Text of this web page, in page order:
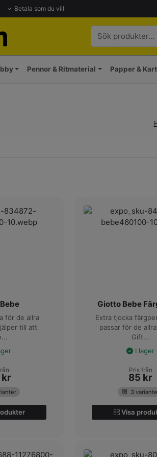
Betala som du vill
Pennor & Ritmaterial Papper &
för de allra
till att
kr
Giotto Bebe
Extra tjocka
passar för de
Gift...
I lager
Pris från
85 kr
3
Visa